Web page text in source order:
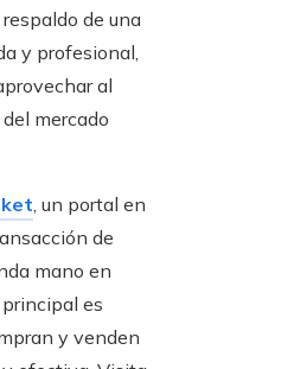
de una
y profesional,
al
mercado
, un portal en
de
mano en
es
y venden